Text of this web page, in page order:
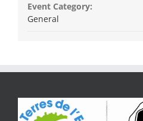
Event Category:
General